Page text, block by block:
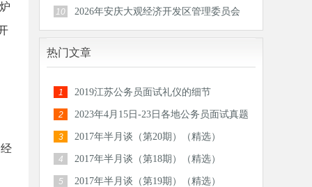
公开招
10
2026年安庆大观经济开发区管理委员会
公开招
热门文章
1 2019江苏公务员面试礼仪的细节
2
2023年4月15日-23日各地公务员面试真题
汇总
3 2017年半月谈（第20期）（精选）
4 2017年半月谈（第18期）（精选）
5 2017年半月谈（第19期）（精选）